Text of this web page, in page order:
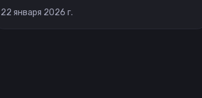
22 января 2026 г.